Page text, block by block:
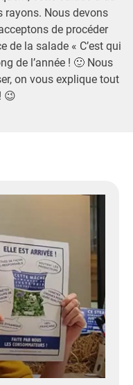
rayons. Nous devons
de procéder
de la salade « C’est qui
de l’année ! 🙂 Nous
on vous explique tout
😉